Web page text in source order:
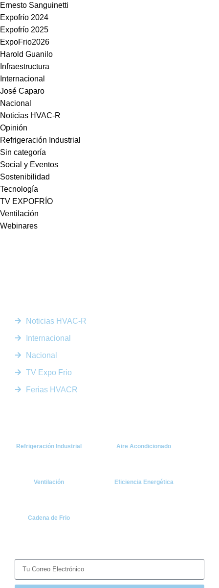
Ernesto Sanguinetti
Expofrío 2024
Expofrío 2025
ExpoFrio2026
Harold Guanilo
Infraestructura
Internacional
José Caparo
Nacional
Noticias HVAC-R
Opinión
Refrigeración Industrial
Sin categoría
Social y Eventos
Sostenibilidad
Tecnología
TV EXPOFRÍO
Ventilación
Webinares
Noticias HVAC-R
Internacional
Nacional
TV Expo Frio
Ferias HVACR
Refrigeración Industrial Aire Acondicionado
Ventilación Eficiencia Energética
Cadena de Frio